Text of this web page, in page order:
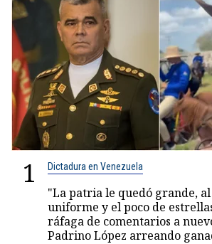
1 Dictadura en Venezuela
"La patria le quedó grande,
uniforme y el poco de
ráfaga de comentarios a
Padrino López arreando